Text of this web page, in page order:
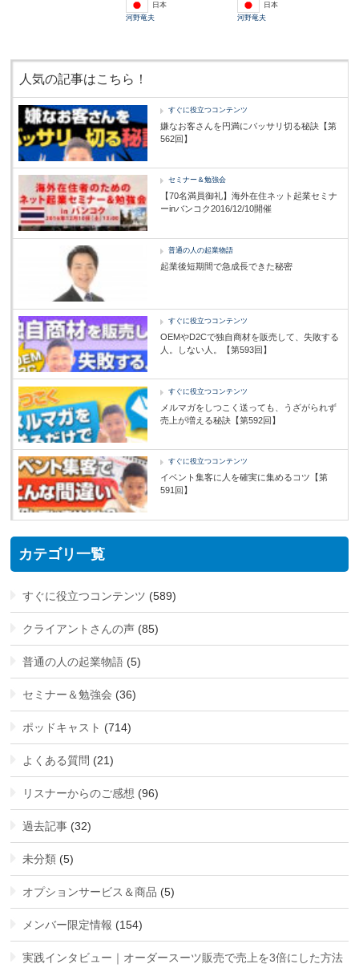
日本
河野竜夫
日本
河野竜夫
人気の記事はこちら！
すぐに役立つコンテンツ
嫌なお客さんを円満にバッサリ切る秘訣【第
562回】
セミナー＆勉強会
【70名満員御礼】海外在住ネット起業セミナ
ーinバンコク2016/12/10開催
普通の人の起業物語
起業後短期間で急成長できた秘密
すぐに役立つコンテンツ
OEMやD2Cで独自商材を販売して、失敗する
人。しない人。【第593回】
すぐに役立つコンテンツ
メルマガをしつこく送っても、うざがられず
売上が増える秘訣【第592回】
すぐに役立つコンテンツ
イベント集客に人を確実に集めるコツ【第
591回】
カテゴリ一覧
すぐに役立つコンテンツ (589)
クライアントさんの声 (85)
普通の人の起業物語 (5)
セミナー＆勉強会 (36)
ポッドキャスト (714)
よくある質問 (21)
リスナーからのご感想 (96)
過去記事 (32)
未分類 (5)
オプションサービス＆商品 (5)
メンバー限定情報 (154)
実践インタビュー｜オーダースーツ販売で売上を3倍にした方法